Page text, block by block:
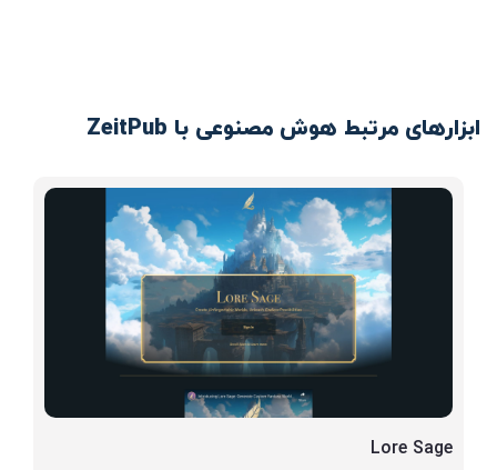
ابزارهای مرتبط هوش مصنوعی با ZeitPub
Lore Sage